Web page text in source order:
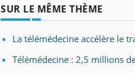
SUR LE MÊME THÈME
La télémédecine accélère le
Télémédecine : 2,5 millions